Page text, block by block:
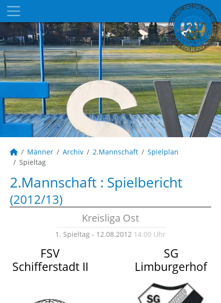
Männer Archiv 2.Mannschaft
Spielplan
Spieltag
2.Mannschaft : Spielbericht
(2012/13)
Kreisliga Ost
1. Spieltag - 12.08.2012 14:00 Uhr
FSV
Schifferstadt II
SG
Limburgerhof